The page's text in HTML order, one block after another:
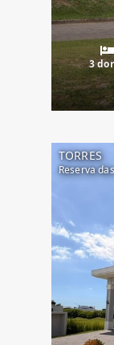
3
TORRES
Reserva